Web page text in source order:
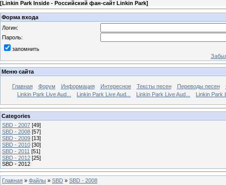
[Linkin Park Inside - Российский фан-сайт Linkin Park]
Форма входа
Логин:
Пароль:
запомнить
Меню сайта
Главная Форум Информация Интересное Тексты песен Переводы песен
Linkin Park Live Aud...
Linkin Park Live Aud... Linkin Park Live Aud... Linkin Park
Categories
SBD - 2007 [49]
SBD - 2008 [57]
SBD - 2009 [13]
SBD - 2010 [30]
SBD - 2011 [51]
SBD - 2012 [25]
SBD - 2012
Главная » Файлы » SBD » SBD - 2008